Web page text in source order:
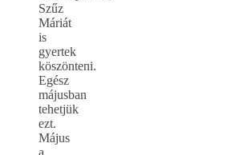
Szűz
Máriát
is
gyertek
köszönteni.
Egész
májusban
tehetjük
ezt.
Május
a